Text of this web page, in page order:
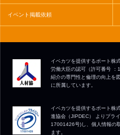
イベント掲載依頼